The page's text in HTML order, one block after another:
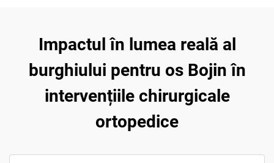
Impactul în lumea reală al
burghiului pentru os Bojin în
intervențiile chirurgicale
ortopedice